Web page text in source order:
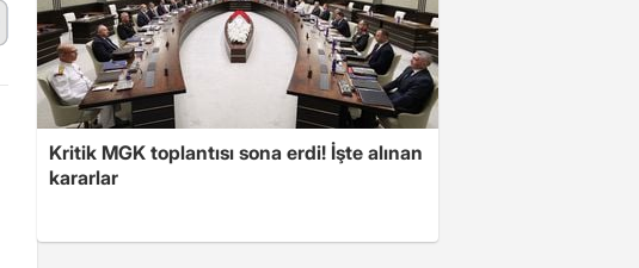
Kritik MGK toplantısı sona erdi! İşte alınan
kararlar